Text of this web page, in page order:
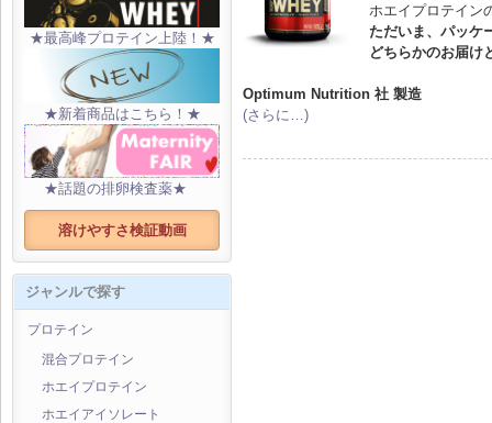
★最高峰プロテイン上陸！★
★新着商品はこちら！★
★話題の排卵検査薬★
溶けやすさ検証動画
ジャンルで探す
プロテイン
混合プロテイン
ホエイプロテイン
ホエイアイソレート
ホエイプロテイン
ただいま、パッケ
どちらかのお届け
Optimum Nutrition 社 製造
(さらに…)